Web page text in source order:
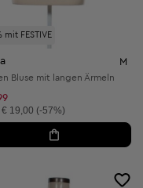
mit FESTIVE
M
Bluse mit langen Ärmeln
Preisempfehlung:
€ 19,00 (-57%)